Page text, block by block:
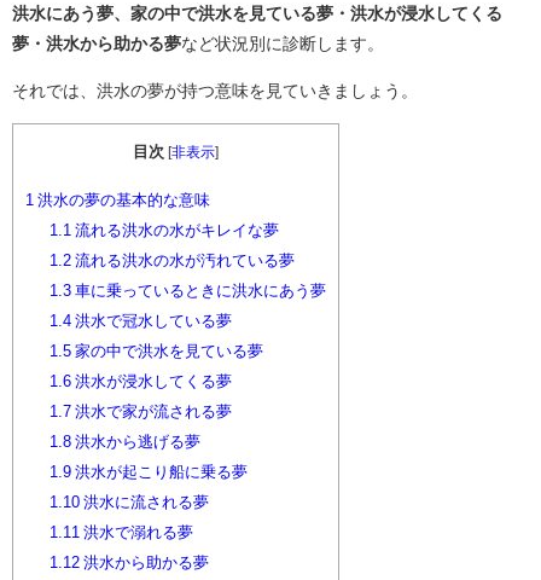
洪水にあう夢、家の中で洪水を見ている夢・洪水が浸水してくる
夢・洪水から助かる夢など状況別に診断します。
それでは、洪水の夢が持つ意味を見ていきましょう。
目次 非表示
1 洪水の夢の基本的な意味
1.1 流れる洪水の水がキレイな夢
1.2流れる洪水の水が汚れている夢
1.3車に乗っているときに洪水にあう夢
1.4洪水で冠水している夢
1.5家の中で洪水を見ている夢
1.6洪水が浸水してくる夢
1.7洪水で家が流される夢
1.8洪水から逃げる夢
1.9洪水が起こり船に乗る夢
1.10洪水に流される夢
1.11 洪水で溺れる夢
1.12洪水から助かる夢